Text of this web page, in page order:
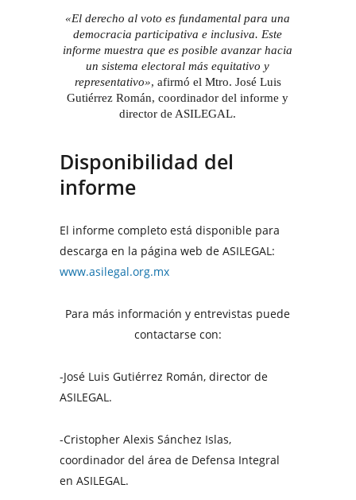
«El derecho al voto es fundamental para una
democracia participativa e inclusiva. Este
informe muestra que es posible avanzar hacia
un sistema electoral más equitativo y
representativo», afirmó el Mtro. José Luis
Gutiérrez Román, coordinador del informe y
director de ASILEGAL.
Disponibilidad del
informe
El informe completo está disponible para
descarga en la página web de ASILEGAL:
www.asilegal.org.mx
Para más información y entrevistas puede
contactarse con:
-José Luis Gutiérrez Román, director de
ASILEGAL.
-Cristopher Alexis Sánchez Islas,
coordinador del área de Defensa Integral
en ASILEGAL.